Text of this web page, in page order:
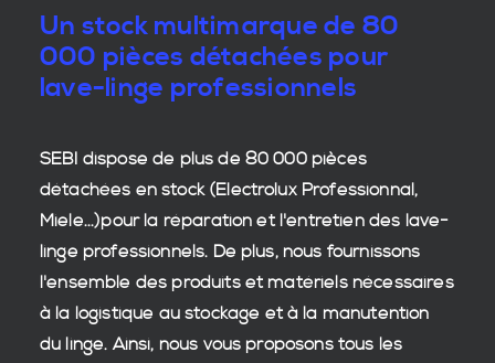
Un stock multimarque de 80
000 pièces détachées pour
lave-linge professionnels
SEBI dispose de plus de 80 000pièces
détachées en stock(Electrolux Professionnal,
Miele...)pour la réparation et l'entretien des lave-
linge professionnels. De plus, nous fournissons
l'ensemble des produits et matériels nécessaires
à la logistique au stockage et à la manutention
du linge. Ainsi, nous vous proposons tous les